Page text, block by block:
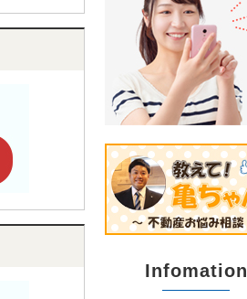
Infomation